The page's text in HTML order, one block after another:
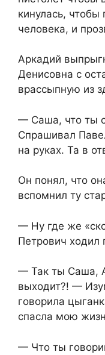
кинулась,
человека, и
Аркадий
Денисовна с
врассыпную из
— Саша, что ты
Спрашивал
на руках. Та в
Он понял, что
вспомнил ту
— Ну где же
Петрович ходил
— Так ты Саша,
выходит?! —
говорила
спасла мою
— Что ты